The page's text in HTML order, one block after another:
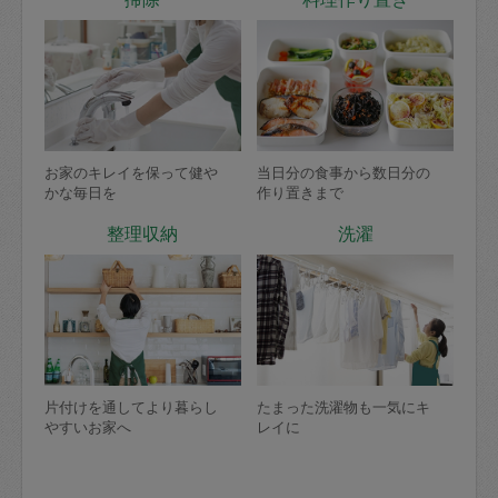
お家のキレイを保って健や
かな毎日を
当日分の食事から数日分の
作り置きまで
整理収納
片付けを通してより暮らし
やすいお家へ
洗濯
たまった洗濯物も一気にキ
レイに